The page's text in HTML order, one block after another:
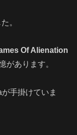
。
Of Alienation
があります。
手掛けていま